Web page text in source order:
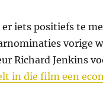
iets positiefs te
vorige
Richard Jenkins
in die film een